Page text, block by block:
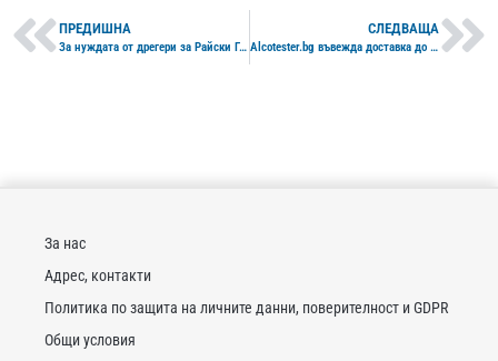
ПРЕДИШНА
За нуждата от дрегери за Райски Газ
СЛЕДВАЩА
Alcotester.bg въвежда доставка до автомати на BOXNOW с възможност да получите вашата пратка в София още същия ден!
За нас
Адрес, контакти
Политика по защита на личните данни, поверителност и GDPR
Общи условия